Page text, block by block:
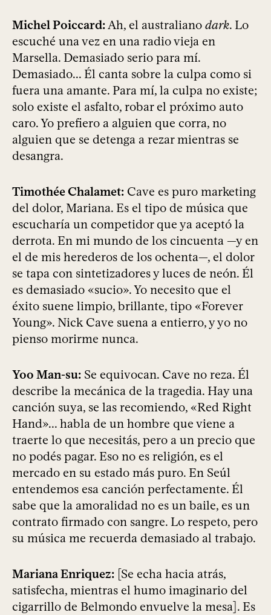
Michel Poiccard:Ah, el australiano dark. Lo
escuché una vez en una radio vieja en
Marsella. Demasiado serio para mí.
Demasiado... Él canta sobre la culpa como si
fuera una amante. Para mí, la culpa no existe;
solo existe el asfalto, robar el próximo auto
caro. Yo prefiero a alguien que corra, no
alguien que se detenga a rezar mientras se
desangra.
Timothée Chalamet: Cave es puro marketing
del dolor, Mariana. Es el tipo de música que
escucharía un competidor que ya aceptó la
derrota. En mi mundo de los cincuenta —y en
el de mis herederos de los ochenta—, el dolor
se tapa con sintetizadores y luces de neón. Él
es demasiado «sucio». Yo necesito que el
éxito suene limpio, brillante, tipo «Forever
Young». Nick Cave suena a entierro, y yo no
pienso morirme nunca.
Yoo Man-su: Se equivocan. Cave no reza. Él
describe la mecánica de la tragedia. Hay una
canción suya, se las recomiendo, «Red Right
Hand»... habla de un hombre que viene a
traerte lo que necesitás, pero a un precio que
no podés pagar. Eso no es religión, es el
mercado en su estado más puro. En Seúl
entendemos esa canción perfectamente. Él
sabe que la amoralidad no es un baile, es un
contrato firmado con sangre. Lo respeto, pero
su música me recuerda demasiado al trabajo.
Mariana Enriquez: [Se echa hacia atrás,
satisfecha, mientras el humo imaginario del
cigarrillo de Belmondo envuelve la mesa]. Es